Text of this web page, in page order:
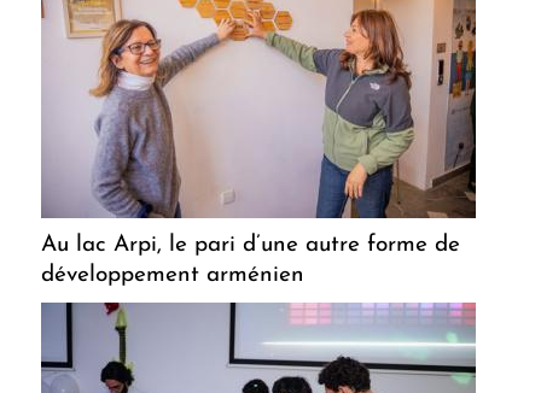
Au lac Arpi, le pari d’une autre forme de
développement arménien